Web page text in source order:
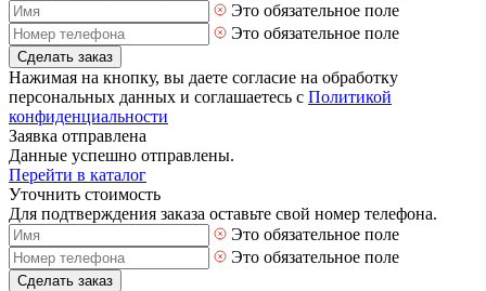
Это обязательное поле
Это обязательное поле
Сделать заказ
Нажимая на кнопку, вы даете согласие на обработку
персональных данных и соглашаетесь с Политикой
конфиденциальности
Заявка отправлена
Данные успешно отправлены.
Перейти в каталог
Уточнить стоимость
Для подтверждения заказа оставьте свой номер телефона.
Это обязательное поле
Это обязательное поле
Сделать заказ